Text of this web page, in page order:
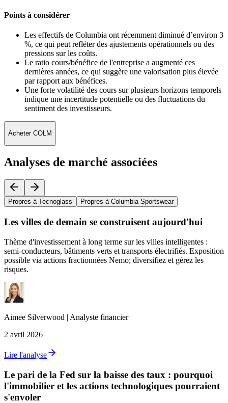
Points à considérer
Les effectifs de Columbia ont récemment diminué d’environ 3
%, ce qui peut refléter des ajustements opérationnels ou des
pressions sur les coûts.
Le ratio cours/bénéfice de l'entreprise a augmenté ces
dernières années, ce qui suggère une valorisation plus élevée
par rapport aux bénéfices.
Une forte volatilité des cours sur plusieurs horizons temporels
indique une incertitude potentielle ou des fluctuations du
sentiment des investisseurs.
Acheter COLM
Analyses de marché associées
Propres à Tecnoglass Propres à Columbia Sportswear
Les villes de demain se construisent aujourd'hui
Thème d'investissement à long terme sur les villes intelligentes :
semi‑conducteurs, bâtiments verts et transports électrifiés. Exposition
possible via actions fractionnées Nemo; diversifiez et gérez les
risques.
Aimee Silverwood | Analyste financier
2 avril 2026
Lire l'analyse
Le pari de la Fed sur la baisse des taux : pourquoi
l'immobilier et les actions technologiques pourraient
s'envoler